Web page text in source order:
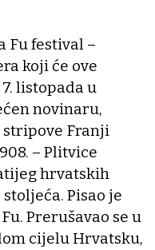
Fu festival –
koji će ove
listopada u
novinaru,
Franji
– Plitvice
hrvatskih
Pisao je
Prerušavao se u
cijelu Hrvatsku,